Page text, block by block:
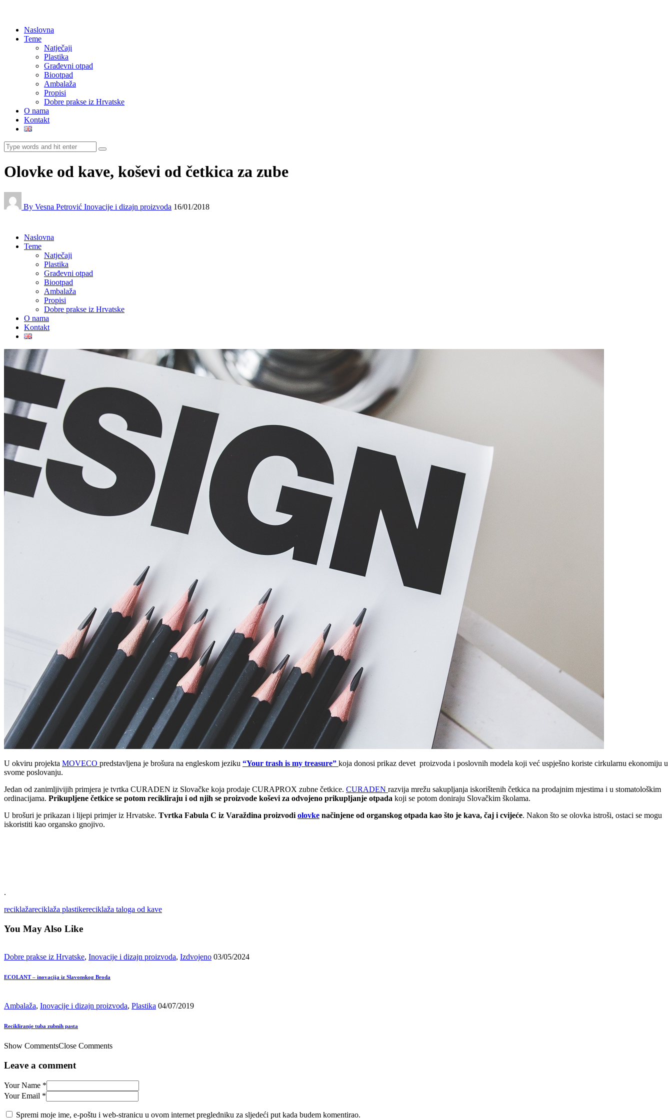
Naslovna
Teme
Natječaji
Plastika
Građevni otpad
Biootpad
Ambalaža
Propisi
Dobre prakse iz Hrvatske
O nama
Kontakt
Olovke od kave, koševi od četkica za zube
By Vesna Petrović Inovacije i dizajn proizvoda 16/01/2018
Naslovna
Teme
Natječaji
Plastika
Građevni otpad
Biootpad
Ambalaža
Propisi
Dobre prakse iz Hrvatske
O nama
Kontakt
U okviru projekta MOVECO predstavljena je brošura na engleskom jeziku “Your trash is my treasure” koja donosi prikaz devet proizvoda i poslovnih modela koji već uspješno koriste cirkularnu ekonomiju u
svome poslovanju.
Jedan od zanimljivijih primjera je tvrtka CURADEN iz Slovačke koja prodaje CURAPROX zubne četkice. CURADEN razvija mrežu sakupljanja iskorištenih četkica na prodajnim mjestima i u stomatološkim
ordinacijama. Prikupljene četkice se potom recikliraju i od njih se proizvode koševi za odvojeno prikupljanje otpada koji se potom doniraju Slovačkim školama.
U brošuri je prikazan i lijepi primjer iz Hrvatske. Tvrtka Fabula C iz Varaždina proizvodi olovke načinjene od organskog otpada kao što je kava, čaj i cvijeće. Nakon što se olovka istroši, ostaci se mogu
iskoristiti kao organsko gnojivo.
.
reciklažareciklaža plastikereciklaža taloga od kave
You May Also Like
Dobre prakse iz Hrvatske, Inovacije i dizajn proizvoda, Izdvojeno 03/05/2024
ECOLANT – inovacija iz Slavonskog Broda
Ambalaža, Inovacije i dizajn proizvoda, Plastika 04/07/2019
Recikliranje tuba zubnih pasta
Show CommentsClose Comments
Leave a comment
Your Name *
Your Email *
Spremi moje ime, e-poštu i web-stranicu u ovom internet pregledniku za sljedeći put kada budem komentirao.